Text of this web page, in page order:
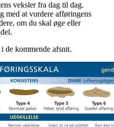
veksler fra dag til dag.
med at vurdere afføringens
om du skal øge eller
de kommende afsnit.